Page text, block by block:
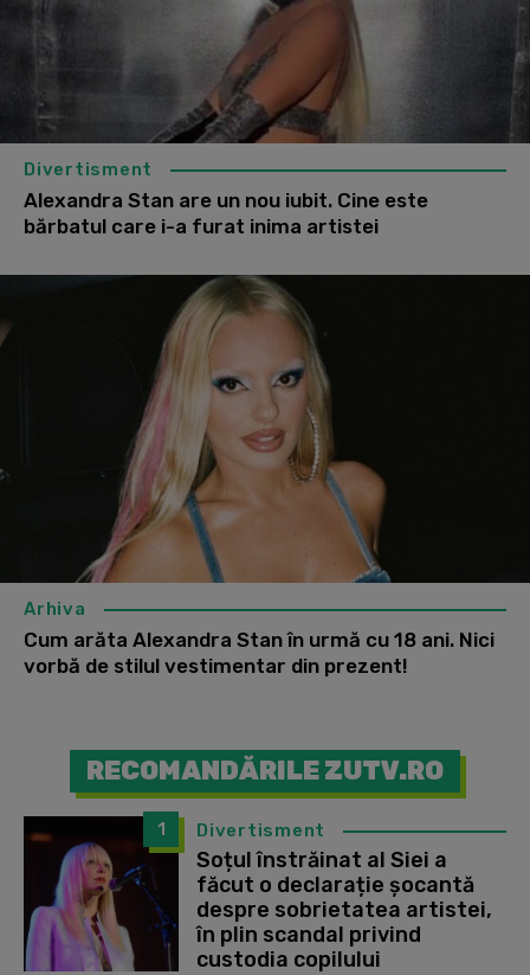
Divertisment
Alexandra Stan are un nou iubit. Cine este
bărbatul care i-a furat inima artistei
Arhiva
Cum arăta Alexandra Stan în urmă cu 18 ani. Nici
vorbă de stilul vestimentar din prezent!
RECOMANDĂRILE ZUTV.RO
1 Divertisment
Soțul înstrăinat al Siei a
făcut o declarație șocantă
despre sobrietatea artistei,
în plin scandal privind
custodia copilului